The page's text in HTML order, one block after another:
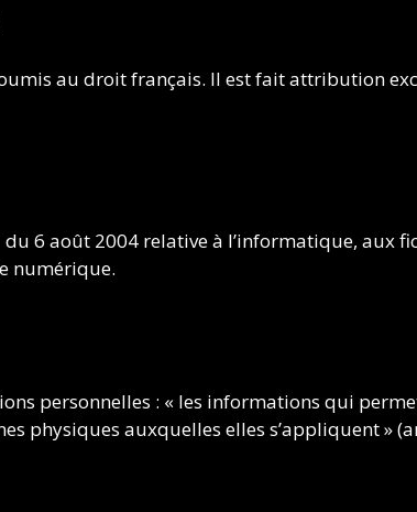
au droit français. Il est fait attribution
6 août 2004 relative à l’informatique, aux
numérique.
personnelles : « les informations qui
physiques auxquelles elles s’appliquent »